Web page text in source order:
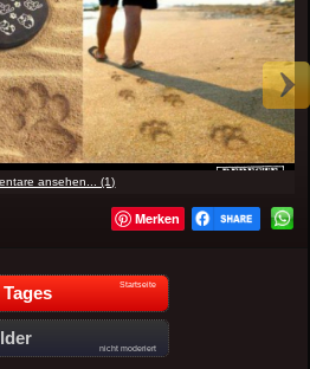
ansehen... (1)
Merken
Startseite
nicht moderiert